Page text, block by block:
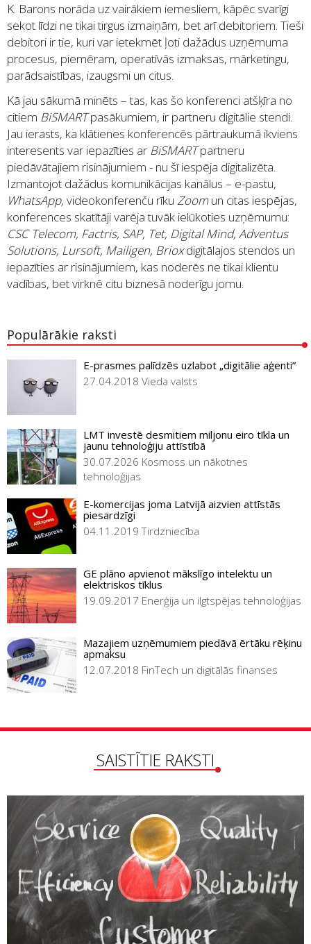
K. Barons norāda uz vairākiem iemesliem, kāpēc svarīgi
sekot līdzi ne tikai tirgus izmaiņām, bet arī debitoriem. Tieši
debitori ir tie, kuri var ietekmēt ļoti dažādus uzņēmuma
procesus, piemēram, operatīvās izmaksas, mārketingu,
parādsaistības, izaugsmi un citus.
Kā jau sākumā minēts – tas, kas šo konferenci atšķīra no
citiem BiSMARTpasākumiem, ir partneru digitālie stendi.
Jau ierasts, ka klātienes konferencēs pārtraukumā ikviens
interesents var iepazīties ar BiSMARTpartneru
piedāvātajiem risinājumiem - nu šī iespēja digitalizēta.
Izmantojot dažādus komunikācijas kanālus – e-pastu,
WhatsApp, videokonferenču rīku Zoomun citas iespējas,
konferences skatītāji varēja tuvāk ielūkoties uzņēmumu:
CSC Telecom, Factris, SAP, Tet, Digital Mind, Adventus
Solutions, Lursoft, Mailigen, Brioxdigitālajos stendos un
iepazīties ar risinājumiem, kas noderēs ne tikai klientu
vadības, bet virknē citu biznesā noderīgu jomu.
Populārākie raksti
E-prasmes palīdzēs uzlabot „digitālie aģenti”
27.04.2018 Vieda valsts
LMT investē desmitiem miljonu eiro tīkla un
jaunu tehnoloģiju attīstībā
30.07.2026 Kosmoss un nākotnes
tehnoloģijas
E-komercijas joma Latvijā aizvien attīstās
piesardzīgi
04.11.2019 Tirdzniecība
GE plāno apvienot mākslīgo intelektu un
elektriskos tīklus
19.09.2017 Enerģija un ilgtspējas tehnoloģijas
Mazajiem uzņēmumiem piedāvā ērtāku rēķinu
apmaksu
12.07.2018 FinTech un digitālās finanses
SAISTĪTIE RAKSTI